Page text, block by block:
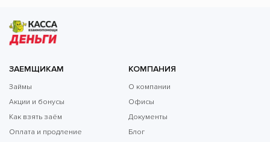
ЗАЕМЩИКАМ
Займы
Акции и бонусы
Как взять заём
Оплата и продление
КОМПАНИЯ
О компании
Офисы
Документы
Блог